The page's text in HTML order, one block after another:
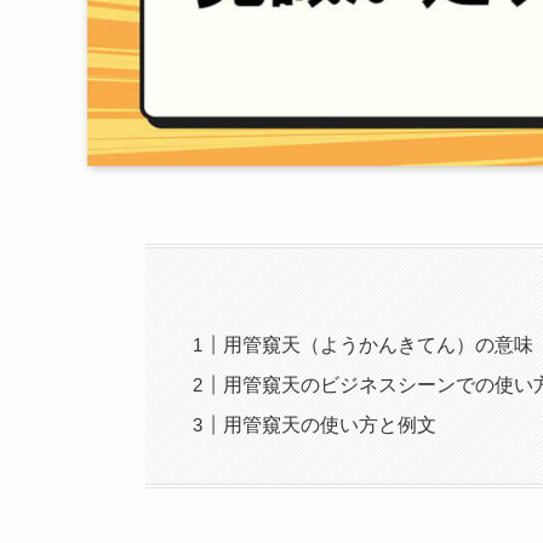
用管窺天（ようかんきてん）の意味
用管窺天のビジネスシーンでの使い
用管窺天の使い方と例文